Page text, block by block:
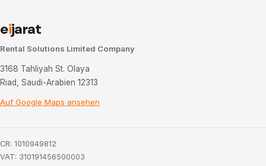
eijarat
Rental Solutions Limited Company
3168 Tahliyah St. Olaya
Riad, Saudi-Arabien 12313
Auf Google Maps ansehen
CR: 1010949812
VAT: 310191456500003